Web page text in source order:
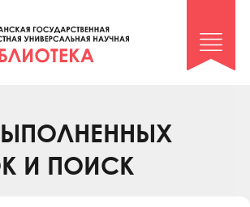
и сельдерей»
архив»
И ПОИСК